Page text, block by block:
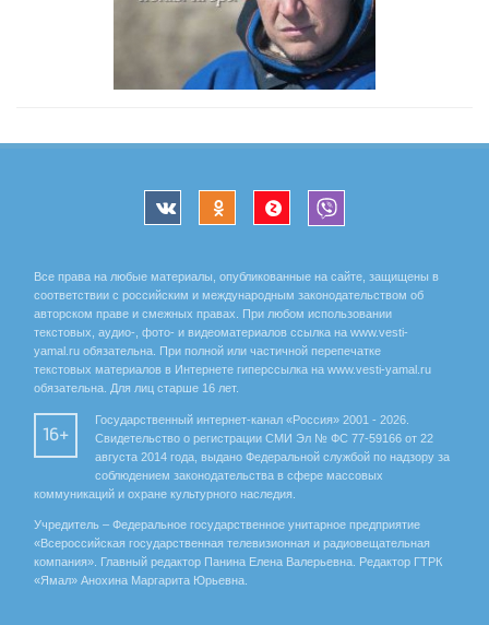
Все права на любые материалы, опубликованные на сайте, защищены в
соответствии с российским и международным законодательством об
авторском праве и смежных правах. При любом использовании
текстовых, аудио-, фото- и видеоматериалов ссылка на www.vesti-
yamal.ru обязательна. При полной или частичной перепечатке
текстовых материалов в Интернете гиперссылка на www.vesti-yamal.ru
обязательна. Для лиц старше 16 лет.
16+
Государственный интернет-канал «Россия» 2001 - 2026.
Свидетельство о регистрации СМИ Эл № ФС 77-59166 от 22
августа 2014 года, выдано Федеральной службой по надзору за
соблюдением законодательства в сфере массовых
коммуникаций и охране культурного наследия.
Учредитель – Федеральное государственное унитарное предприятие
«Всероссийская государственная телевизионная и радиовещательная
компания». Главный редактор Панина Елена Валерьевна. Редактор ГТРК
«Ямал» Анохина Маргарита Юрьевна.